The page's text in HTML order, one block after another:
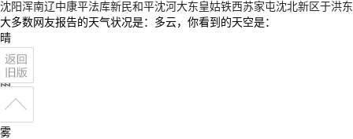
沈阳 浑南辽中康平法库新民和平沈河 大东皇姑铁西苏家屯沈北新区于洪
大多数网友报告的天气状况是： 多云，你看到的天空是：
晴
多云
阴
雨
雨夹雪
雾